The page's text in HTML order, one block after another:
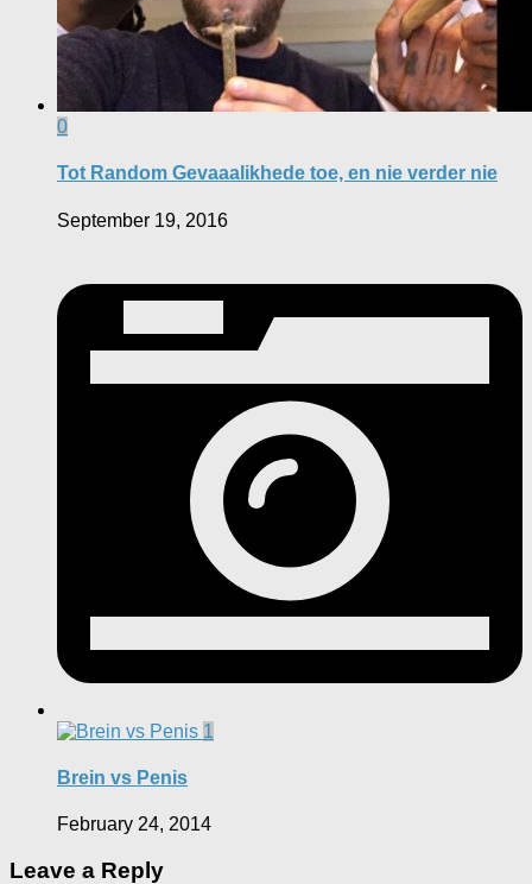
0
Tot Random Gevaaalikhede toe, en nie verder nie
September 19, 2016
1
Brein vs Penis
February 24, 2014
Leave a Reply